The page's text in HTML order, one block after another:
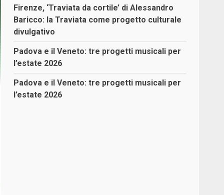
Firenze, ‘Traviata da cortile’ di Alessandro
Baricco: la Traviata come progetto culturale
divulgativo
Padova e il Veneto: tre progetti musicali per
l’estate 2026
Padova e il Veneto: tre progetti musicali per
l’estate 2026